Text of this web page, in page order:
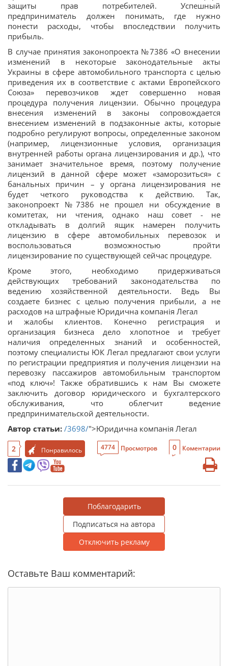
защиты прав потребителей. Успешный
предприниматель должен понимать, где нужно
понести расходы, чтобы впоследствии получить
прибыль.
В случае принятия законопроекта №7386 «О внесении
изменений в некоторые законодательные акты
Украины в сфере автомобильного транспорта с целью
приведения их в соответствие с актами Европейского
Союза» перевозчиков ждет совершенно новая
процедура получения лицензии. Обычно процедура
внесения изменений в законы сопровождается
внесением изменений в подзаконные акты, которые
подробно регулируют вопросы, определенные законом
(например, лицензионные условия, организация
внутренней работы органа лицензирования и др.), что
занимает значительное время, поэтому получение
лицензий в данной сфере может «заморозиться» с
банальных причин – у органа лицензирования не
будет четкого руководства к действию. Так,
законопроект №7386 не прошел ни обсуждение в
комитетах, ​​ни чтения, однако наш совет - не
откладывать в долгий ящик намерен получить
лицензию в сфере автомобильных перевозок и
воспользоваться возможностью пройти
лицензирование по существующей сейчас процедуре.
Кроме этого, необходимо придерживаться
действующих требований законодательства по
ведению хозяйственной деятельности. Ведь Вы
создаете бизнес с целью получения прибыли, а не
расходов на штрафные Юридична компанія Легал
и жалобы клиентов. Конечно регистрация и
организация бизнеса дело хлопотное и требует
наличия определенных знаний и особенностей,
поэтому специалисты ЮК Легал предлагают свои услуги
по регистрации предприятия и получения лицензии на
перевозку пассажиров автомобильным транспортом
«под ключ»! Также обратившись к нам Вы сможете
заключить договор юридического и бухгалтерского
обслуживания, что облегчит ведение
предпринимательской деятельности.
Автор статьи: /3698/">Юридична компанія Легал
2 Понравилось 4774 Просмотров 0 Коментарии
Поблагодарить
Подписаться на автора
Отключить рекламу
Оставьте Ваш комментарий: